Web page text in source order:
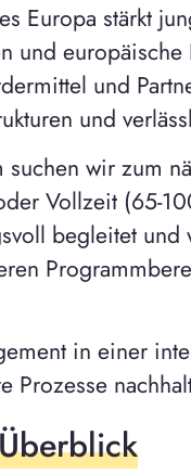
Europa stärkt
und
und
und
wir zum
Vollzeit (65-
begleitet
in einer
Prozesse